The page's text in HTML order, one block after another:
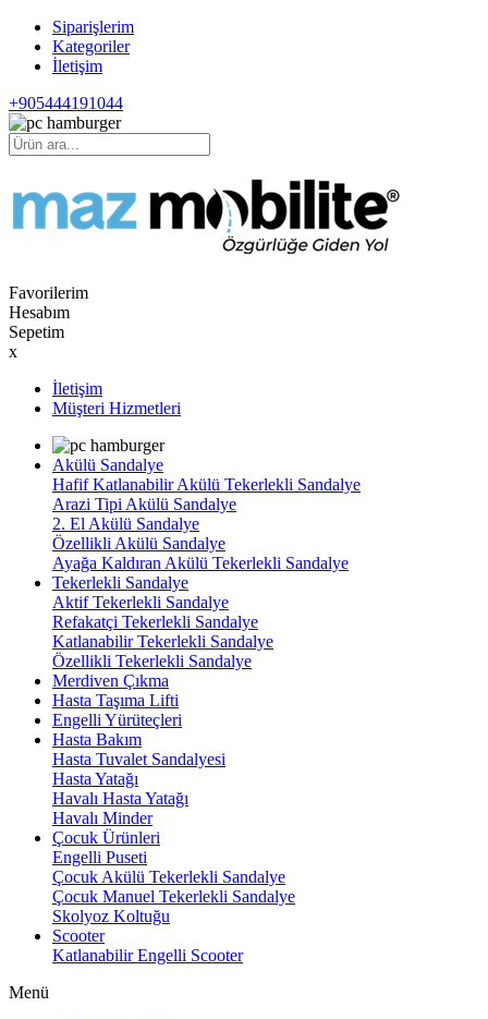
Siparişlerim
Kategoriler
İletişim
+905444191044
Favorilerim
Hesabım
Sepetim
x
İletişim
Müşteri Hizmetleri
Akülü Sandalye
Hafif Katlanabilir Akülü Tekerlekli Sandalye
Arazi Tipi Akülü Sandalye
2. El Akülü Sandalye
Özellikli Akülü Sandalye
Ayağa Kaldıran Akülü Tekerlekli Sandalye
Tekerlekli Sandalye
Aktif Tekerlekli Sandalye
Refakatçi Tekerlekli Sandalye
Katlanabilir Tekerlekli Sandalye
Özellikli Tekerlekli Sandalye
Merdiven Çıkma
Hasta Taşıma Lifti
Engelli Yürüteçleri
Hasta Bakım
Hasta Tuvalet Sandalyesi
Hasta Yatağı
Havalı Hasta Yatağı
Havalı Minder
Çocuk Ürünleri
Engelli Puseti
Çocuk Akülü Tekerlekli Sandalye
Çocuk Manuel Tekerlekli Sandalye
Skolyoz Koltuğu
Scooter
Katlanabilir Engelli Scooter
Menü